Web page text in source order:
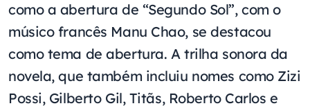
como a abertura de “Segundo Sol”, com o
músico francês Manu Chao, se destacou
como tema de abertura. A trilha sonora da
novela, que também incluiu nomes como Zizi
Possi, Gilberto Gil, Titãs, Roberto Carlos e